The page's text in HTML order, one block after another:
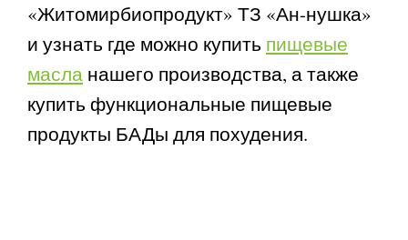
«Житомирбиопродукт» ТЗ «Ан-нушка»
и узнать где можно купить пищевые
масла нашего производства, а также
купить функциональные пищевые
продукты БАДы для похудения.